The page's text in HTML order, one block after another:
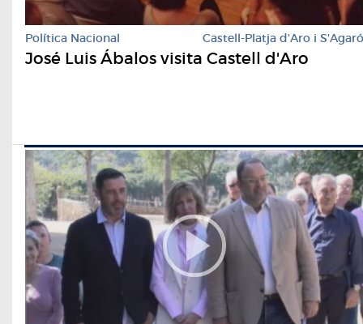
Política Nacional Castell-Platja d'Aro i S'Agaró
José Luis Ábalos visita Castell d'Aro